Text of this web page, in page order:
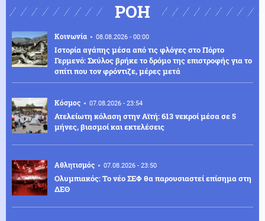
ΡΟΗ
Κοινωνία 08.08.2026 - 00:00
Ιστορία αγάπης μέσα από τις φλόγες στο Πόρτο
Γερμενό: Σκύλος βρήκε το δρόμο της επιστροφής για το
σπίτι που τον φρόντιζε, μέρες μετά
Κόσμος 07.08.2026 - 23:54
Ατελείωτη κόλαση στην Αϊτή: 613 νεκροί μέσα σε 5
μήνες, βιασμοί και εκτελέσεις
Αθλητισμός 07.08.2026 - 23:50
Ολυμπιακός: Το νέο ΣΕΦ θα παρουσιαστεί επίσημα στη
ΔΕΘ